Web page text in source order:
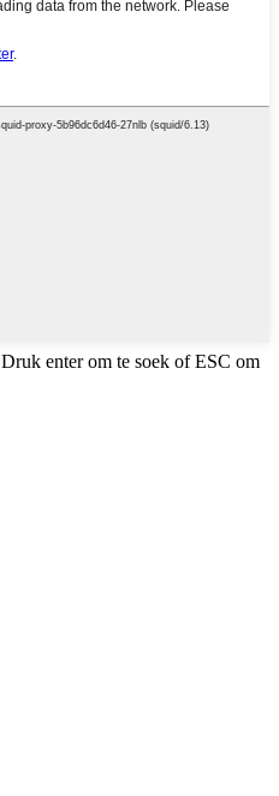
Druk enter om te soek of ESC om